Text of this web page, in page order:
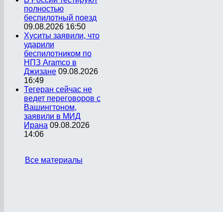
полностью
беспилотный поезд
09.08.2026 16:50
Хуситы заявили, что
ударили
беспилотником по
НПЗ Aramco в
Джизане 09.08.2026
16:49
Тегеран сейчас не
ведет переговоров с
Вашингтоном,
заявили в МИД
Ирана 09.08.2026
14:06
Все материалы